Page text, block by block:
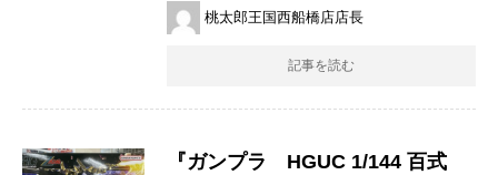
桃太郎王国西船橋店店長
記事を読む
『ガンプラ HGUC 1/144 百式